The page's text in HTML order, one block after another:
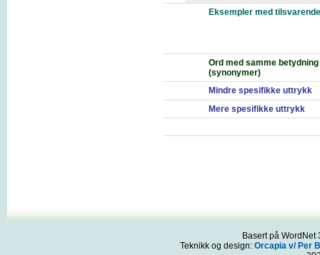
Eksempler med
Ord med samme betydning
(synonymer)
Mindre spesifikke uttrykk
Mere spesifikke uttrykk
Basert på
Teknikk og design: Orcapia v/ Per